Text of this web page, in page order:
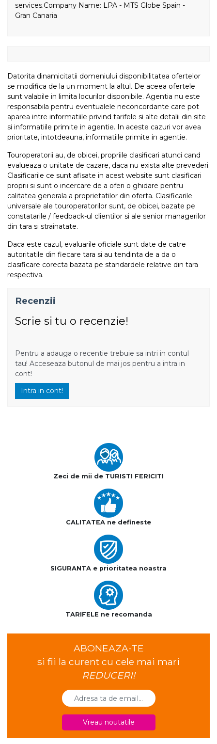
services.Company Name: LPA - MTS Globe Spain -
Gran Canaria
Datorita dinamicitatii domeniului disponibilitatea ofertelor
se modifica de la un moment la altul. De aceea ofertele
sunt valabile in limita locurilor disponibile. Agentia nu este
responsabila pentru eventualele neconcordante care pot
aparea intre informatiile privind tarifele si alte detalii din site
si informatiile primite in agentie. In aceste cazuri vor avea
prioritate, intotdeauna, informatiile primite in agentie.
Touroperatorii au, de obicei, propriile clasificari atunci cand
evalueaza o unitate de cazare, daca nu exista alte prevederi.
Clasificarile ce sunt afisate in acest website sunt clasificari
proprii si sunt o incercare de a oferi o ghidare pentru
calitatea generala a proprietatilor din oferta. Clasificarile
universale ale touroperatorilor sunt, de obicei, bazate pe
constatarile / feedback-ul clientilor si ale senior managerilor
din tara si strainatate.
Daca este cazul, evaluarile oficiale sunt date de catre
autoritatile din fiecare tara si au tendinta de a da o
clasificare corecta bazata pe standardele relative din tara
respectiva.
Recenzii
Scrie si tu o recenzie!
Pentru a adauga o recentie trebuie sa intri in contul
tau! Acceseaza butonul de mai jos pentru a intra in
cont!
Intra in cont!
Zeci de mii de TURISTI FERICITI
CALITATEA ne defineste
SIGURANTA e prioritatea noastra
TARIFELE ne recomanda
ABONEAZA-TE
si fii la curent cu cele mai mari
REDUCERI!
Vreau noutatile